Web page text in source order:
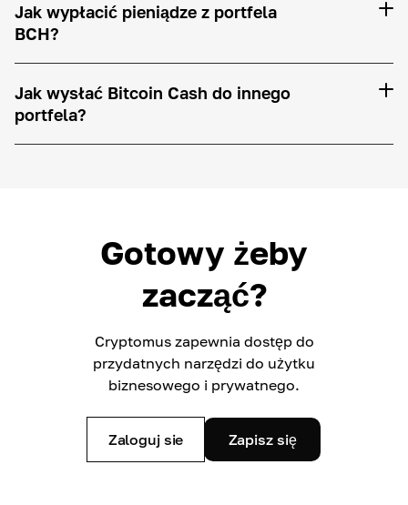
Jak wypłacić pieniądze z portfela
BCH?
Jak wysłać Bitcoin Cash do innego
portfela?
Gotowy żeby
zacząć?
Cryptomus zapewnia dostęp do
przydatnych narzędzi do użytku
biznesowego i prywatnego.
Zaloguj sie Zapisz się